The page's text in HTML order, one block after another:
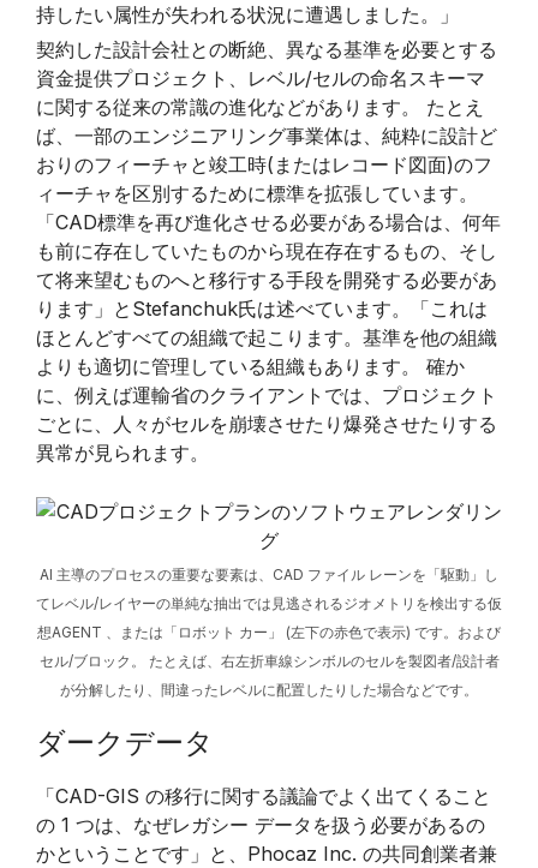
持したい属性が失われる状況に遭遇しました。」
契約した設計会社との断絶、異なる基準を必要とする
資金提供プロジェクト、レベル/セルの命名スキーマ
に関する従来の常識の進化などがあります。 たとえ
ば、一部のエンジニアリング事業体は、純粋に設計ど
おりのフィーチャと竣工時(またはレコード図面)のフ
ィーチャを区別するために標準を拡張しています。
「CAD標準を再び進化させる必要がある場合は、何年
も前に存在していたものから現在存在するもの、そし
て将来望むものへと移行する手段を開発する必要があ
ります」とStefanchuk氏は述べています。「これは
ほとんどすべての組織で起こります。基準を他の組織
よりも適切に管理している組織もあります。 確か
に、例えば運輸省のクライアントでは、プロジェクト
ごとに、人々がセルを崩壊させたり爆発させたりする
異常が見られます。
AI 主導のプロセスの重要な要素は、CAD ファイル レーンを「駆動」し
てレベル/レイヤーの単純な抽出では見逃されるジオメトリを検出する仮
想AGENT 、または「ロボット カー」 (左下の赤色で表示) です。および
セル/ブロック。 たとえば、右左折車線シンボルのセルを製図者/設計者
が分解したり、間違ったレベルに配置したりした場合などです。
ダークデータ
「CAD-GIS の移行に関する議論でよく出てくること
の 1 つは、なぜレガシー データを扱う必要があるの
かということです」と、Phocaz Inc. の共同創業者兼